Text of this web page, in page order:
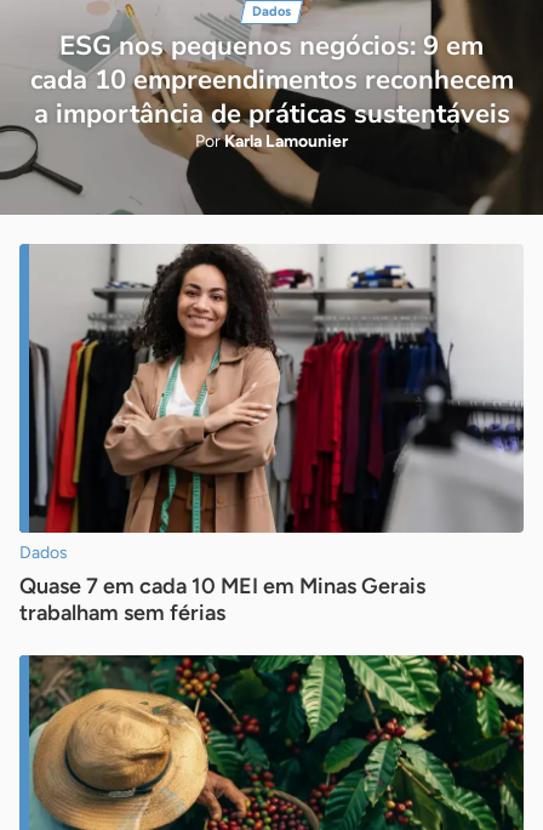
Dados
ESG nos pequenos negócios: 9 em
cada 10 empreendimentos reconhecem
a importância de práticas sustentáveis
PorKarla Lamounier
Dados
Quase 7 em cada 10 MEI em Minas Gerais
trabalham sem férias